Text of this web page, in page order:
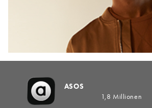
ASOS
1,8 Millionen